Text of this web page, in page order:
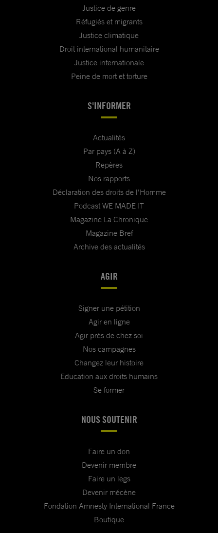
Justice de genre
Réfugiés et migrants
Justice climatique
Droit international humanitaire
Justice internationale
Peine de mort et torture
S'INFORMER
Actualités
Par pays (A à Z)
Repères
Nos rapports
Déclaration des droits de l'Homme
Podcast WE MADE IT
Magazine La Chronique
Magazine Bref
Archive des actualités
AGIR
Signer une pétition
Agir en ligne
Agir près de chez soi
Nos campagnes
Changez leur histoire
Education aux droits humains
Se former
NOUS SOUTENIR
Faire un don
Devenir membre
Faire un legs
Devenir mécène
Fondation Amnesty International France
Boutique